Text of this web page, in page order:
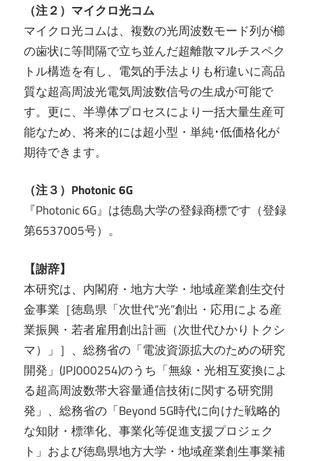
（注２）マイクロ光コム
マイクロ光コムは、複数の光周波数モード列が櫛
の歯状に等間隔で立ち並んだ超離散マルチスペク
トル構造を有し、電気的手法よりも桁違いに高品
質な超高周波光電気周波数信号の生成が可能で
す。更に、半導体プロセスにより一括大量生産可
能なため、将来的には超小型・単純･低価格化が
期待できます。
（注３）Photonic 6G
『Photonic 6G』は徳島大学の登録商標です（登録
第6537005号）。
【謝辞】
本研究は、内閣府・地方大学・地域産業創生交付
金事業［徳島県「次世代“光”創出・応用による産
業振興・若者雇用創出計画（次世代ひかりトクシ
マ）」］、総務省の「電波資源拡大のための研究
開発」(JPJ000254)のうち「無線・光相互変換によ
る超高周波数帯大容量通信技術に関する研究開
発」、総務省の「Beyond 5G時代に向けた戦略的
な知財・標準化、事業化等促進支援プロジェク
ト」および徳島県地方大学・地域産業創生事業補